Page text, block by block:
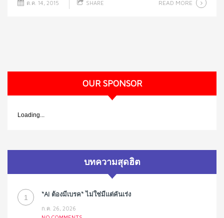
ต.ค. 14, 2015 SHARE READ MORE
OUR SPONSOR
Loading...
บทความสุดฮิต
1 “AI ต้องมีเบรค“ ไม่ใช่มีแต่คันเร่ง
ก.ค. 26, 2026